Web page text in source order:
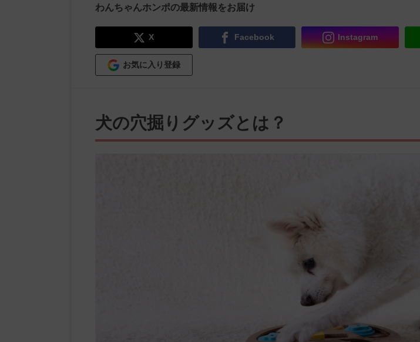
わんちゃんホンポの最新情報をお届け
X Facebook Instagram
お気に入り登録
犬の穴掘りグッズとは？